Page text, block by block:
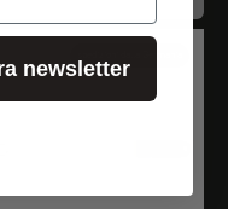
newsletter